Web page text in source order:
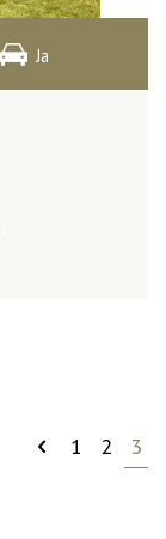
Ja
1 2 3